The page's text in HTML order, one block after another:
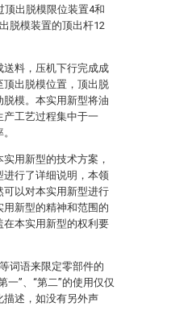
顶出脱模限位装置4和
脱模装置的顶出杆12
料，压机下行完成成
出脱模位置，顶出脱
模。本实用新型将油
工艺过程集中于一
用新型的技术方案，
行了详细说明，本领
以对本实用新型进行
新型的精神和范围的
本实用新型的权利要
词语来限定零部件的
一”、“第二”的使用仅仅
描述，如没有另外声